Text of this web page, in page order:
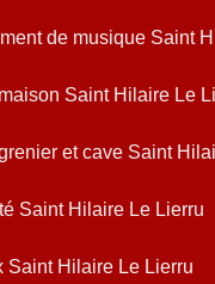
de musique Saint
Saint Hilaire Le
et cave Saint
Saint Hilaire Le Lierru
Saint Hilaire Le Lierru